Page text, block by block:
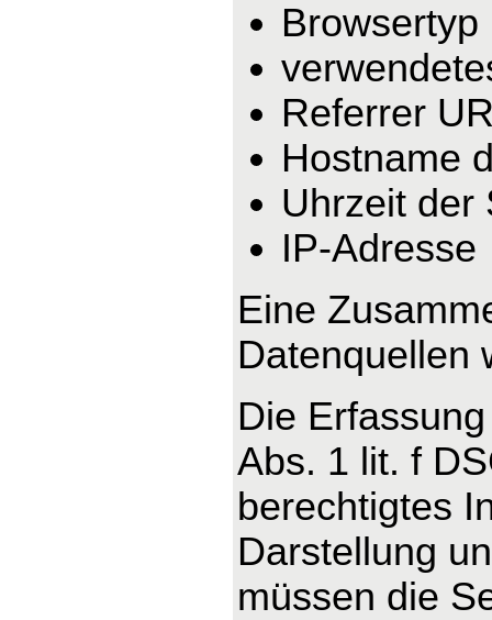
Referrer
Hostname
Uhrzeit der
IP-Adresse
Eine
Datenquellen
Die
Abs. 1 lit. f
berechtigtes
Darstellung
müssen die